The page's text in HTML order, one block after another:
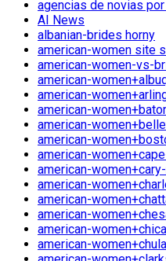
agencias de novias
AI News
albanian-brides horny
american-women site
american-women-vs-
american-
american-
american-
american-
american-
american-
american-
american-
american-
american-
american-
american-